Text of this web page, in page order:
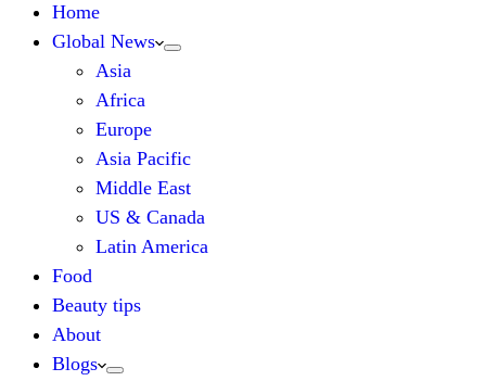
Home
Global News
Asia
Africa
Europe
Asia Pacific
Middle East
US & Canada
Latin America
Food
Beauty tips
About
Blogs